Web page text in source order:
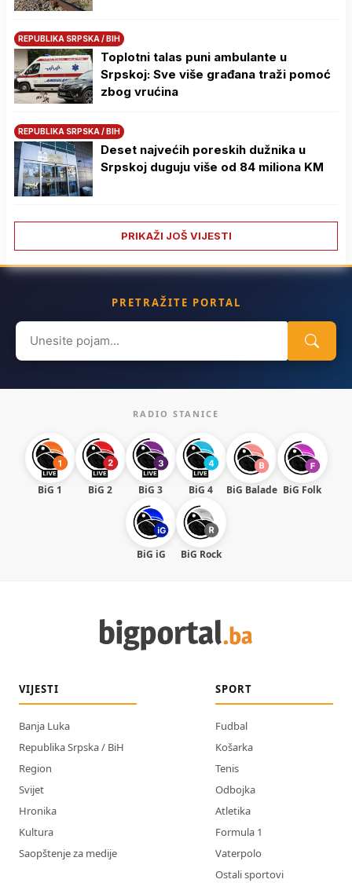
REPUBLIKA SRPSKA / BIH
Toplotni talas puni ambulante u
Srpskoj: Sve više građana traži pomoć
zbog vrućina
REPUBLIKA SRPSKA / BIH
Deset najvećih poreskih dužnika u
Srpskoj duguju više od 84 miliona KM
PRIKAŽI JOŠ VIJESTI
PRETRAŽITE PORTAL
Search
for:
RADIO STANICE
BiG 1 BiG 2 BiG 3 BiG 4 BiG Balade BiG Folk
BiG iG BiG Rock
VIJESTI
Banja Luka
Republika Srpska / BiH
Region
Svijet
Hronika
Kultura
Saopštenje za medije
SPORT
Fudbal
Košarka
Tenis
Odbojka
Atletika
Formula 1
Vaterpolo
Ostali sportovi